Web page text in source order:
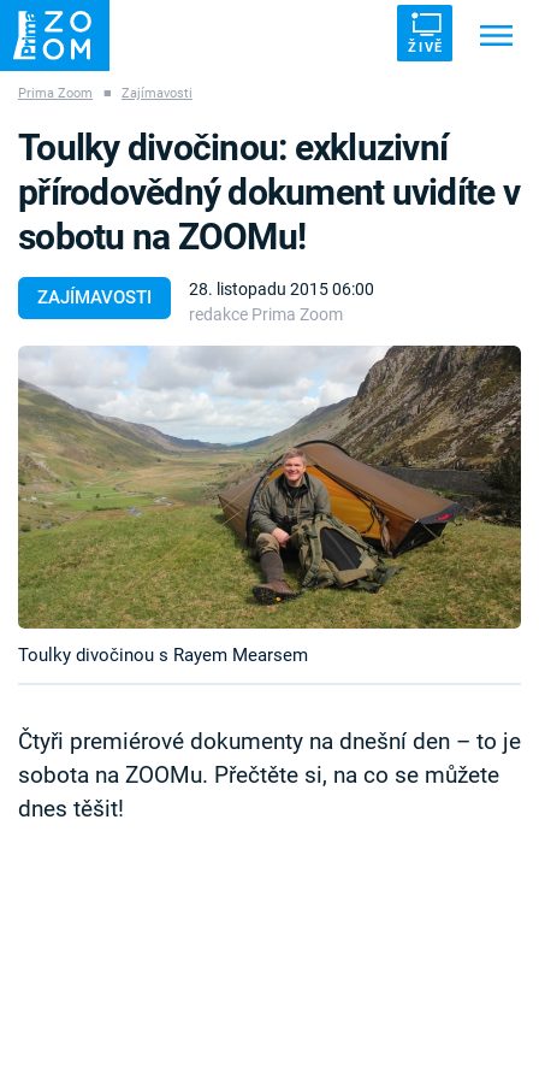
ŽIVĚ
ZÁHADY VETŘELCI DÁVNOVĚKU
Témata
Témata
Pořady
TV Program
Časopis
Sledujte prima+
Sledujte nás
Prima Zoom ■ Zajímavosti
ZAJÍMAVOSTI
28. listopadu 2015 06:00
redakce Prima Zoom
Toulky divočinou: exkluzivní
přírodovědný dokument uvidíte v
sobotu na ZOOMu!
Toulky divočinou s Rayem Mearsem
Čtyři premiérové dokumenty na dnešní den – to je
sobota na ZOOMu. Přečtěte si, na co se můžete
dnes těšit!